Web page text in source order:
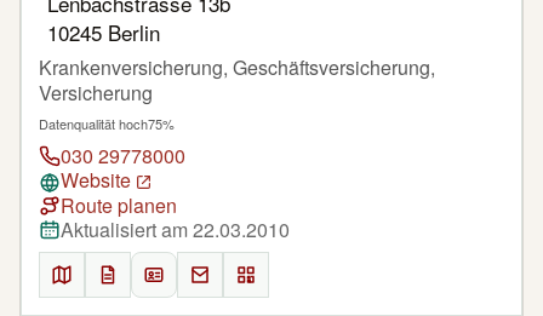
10245 Berlin
Krankenversicherung, Geschäftsversicherung,
Versicherung
Datenqualität hoch75%
030 29778000
Website
Route planen
Aktualisiert am 22.03.2010